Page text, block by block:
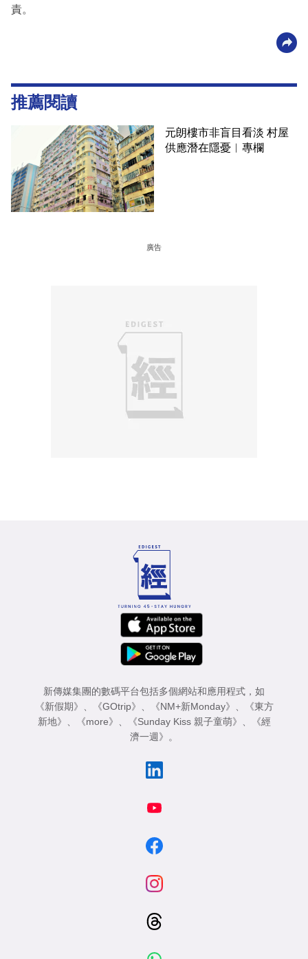
責。
推薦閱讀
元朗樓市非盲目看淡 村屋
供應潛在隱憂︳專欄
廣告
新傳媒集團的數碼平台包括多個網站和應用程式，如
《新假期》 、 《GOtrip》 、 《NM+新Monday》 、
《東方
新地》 、 《more》 、 《Sunday Kiss 親子童萌》 、
《經
濟一週》 。